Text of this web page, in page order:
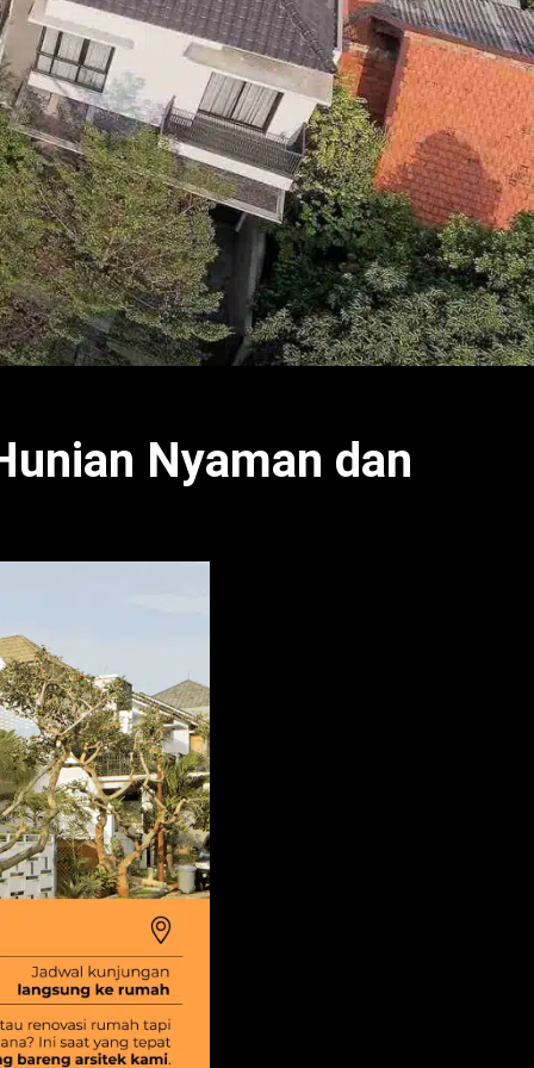
Nyaman dan